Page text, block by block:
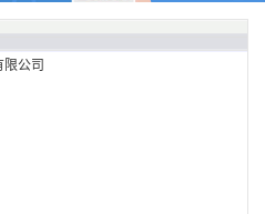
公司